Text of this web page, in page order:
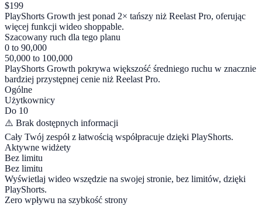
$199
PlayShorts Growth jest ponad 2× tańszy niż Reelast Pro, oferując
więcej funkcji wideo shoppable.
Szacowany ruch dla tego planu
0 to 90,000
50,000 to 100,000
PlayShorts Growth pokrywa większość średniego ruchu w znacznie
bardziej przystępnej cenie niż Reelast Pro.
Ogólne
Użytkownicy
Do 10
⚠️ Brak dostępnych informacji
Cały Twój zespół z łatwością współpracuje dzięki PlayShorts.
Aktywne widżety
Bez limitu
Bez limitu
Wyświetlaj wideo wszędzie na swojej stronie, bez limitów, dzięki
PlayShorts.
Zero wpływu na szybkość strony